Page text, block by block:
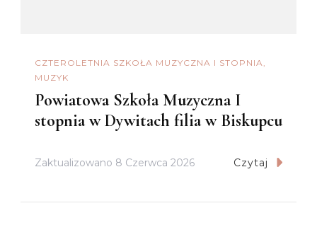
CZTEROLETNIA SZKOŁA MUZYCZNA I STOPNIA
MUZYK
Powiatowa Szkoła Muzyczna I
stopnia w Dywitach filia w Biskupcu
Zaktualizowano 8 Czerwca 2026 Czytaj